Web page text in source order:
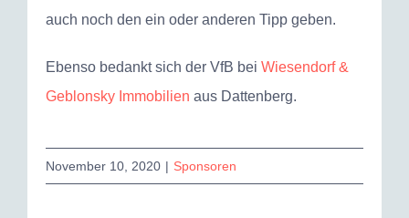
auch noch den ein oder anderen Tipp geben.
Ebenso bedankt sich der VfB bei Wiesendorf &
Geblonsky Immobilien aus Dattenberg.
November 10, 2020 | Sponsoren